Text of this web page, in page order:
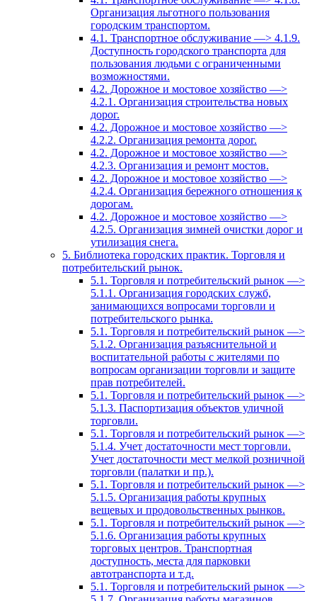
Организация льготного пользования
городским транспортом.
4.1. Транспортное обслуживание —> 4.1.9.
Доступность городского транспорта для
пользования людьми с ограниченными
возможностями.
4.2. Дорожное и мостовое хозяйство —>
4.2.1. Организация строительства новых
дорог.
4.2. Дорожное и мостовое хозяйство —>
4.2.2. Организация ремонта дорог.
4.2. Дорожное и мостовое хозяйство —>
4.2.3. Организация и ремонт мостов.
4.2. Дорожное и мостовое хозяйство —>
4.2.4. Организация бережного отношения к
дорогам.
4.2. Дорожное и мостовое хозяйство —>
4.2.5. Организация зимней очистки дорог и
утилизация снега.
5. Библиотека городских практик. Торговля и
потребительский рынок.
5.1. Торговля и потребительский рынок —>
5.1.1. Организация городских служб,
занимающихся вопросами торговли и
потребительского рынка.
5.1. Торговля и потребительский рынок —>
5.1.2. Организация разъяснительной и
воспитательной работы с жителями по
вопросам организации торговли и защите
прав потребителей.
5.1. Торговля и потребительский рынок —>
5.1.3. Паспортизация объектов уличной
торговли.
5.1. Торговля и потребительский рынок —>
5.1.4. Учет достаточности мест торговли.
Учет достаточности мест мелкой розничной
торговли (палатки и пр.).
5.1. Торговля и потребительский рынок —>
5.1.5. Организация работы крупных
вещевых и продовольственных рынков.
5.1. Торговля и потребительский рынок —>
5.1.6. Организация работы крупных
торговых центров. Транспортная
доступность, места для парковки
автотранспорта и т.д.
5.1. Торговля и потребительский рынок —>